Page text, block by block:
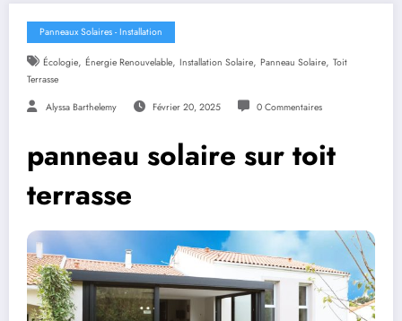
Panneaux Solaires - Installation
Écologie, Énergie Renouvelable, Installation Solaire, Panneau Solaire, Toit
Terrasse
Alyssa Barthelemy Février 20, 2025 0 Commentaires
panneau solaire sur toit
terrasse